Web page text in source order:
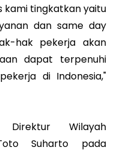
kami tingkatkan yaitu
dan same day
hak pekerja akan
dapat terpenuhi
di Indonesia,"
Wilayah
Toto Suharto pada